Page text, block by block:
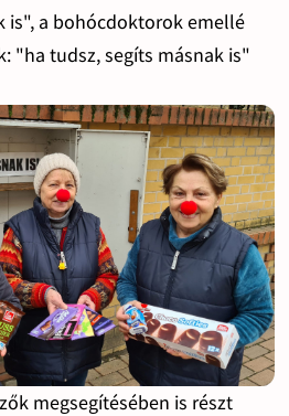
is", a bohócdoktorok emellé
"ha tudsz, segíts másnak is"
megsegítésében is részt